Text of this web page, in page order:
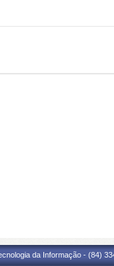
da Informação - (84)